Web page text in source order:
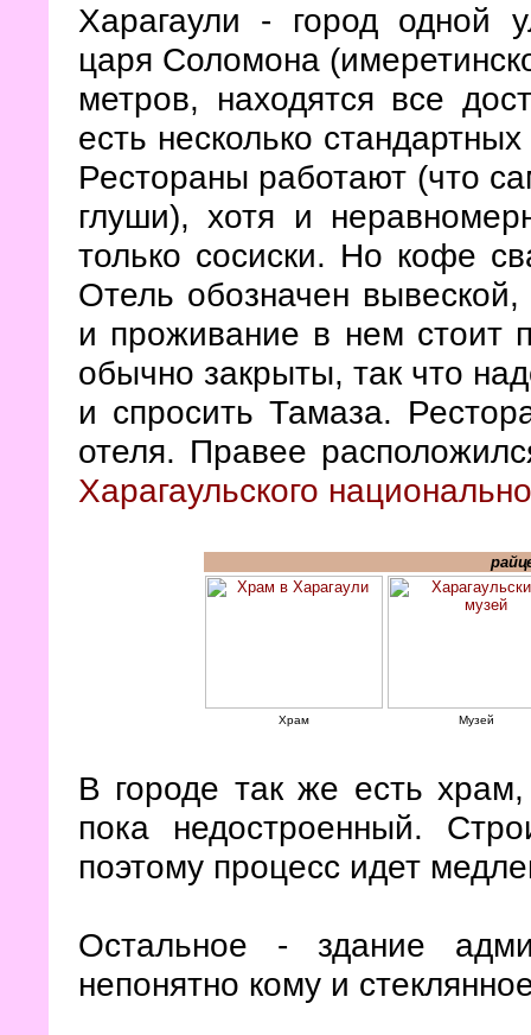
Харагаули - город одной
царя Соломона
метров, находятся все
есть несколько
Рестораны работают (что
глуши), хотя и
только сосиски. Но кофе
Отель обозначен
и проживание в нем стоит
обычно закрыты, так что
и спросить Тамаза.
отеля. Правее
Харагаульского
Храм Музей
В городе так же есть
пока недостроенный.
поэтому процесс идет
Остальное - здание
непонятно кому и